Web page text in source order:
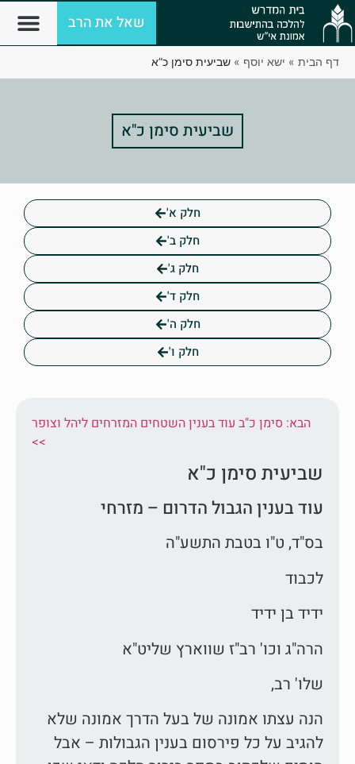
שאל את הרב
דף הבית » ישא יוסף » שביעית סימן כ”א
שביעית סימן כ"א
חלק א'
חלק ב'
חלק ג'
חלק ד'
חלק ה'
חלק ו'
הבא: סימן כ"ב עוד בענין השטחים המזרחים ליהל וצופר
<<
שביעית סימן כ"א
עוד בענין הגבול הדרום – מזרחי
בס"ד, ט"ו בטבת התשע"ה
לכבוד
ידיד בן ידיד
הרה"ג וכו' רב"ז שווארץ שליט"א
שלו' רב,
הנה עצתו אמונה של בעל הדרך אמונה שלא
להגיב על כל פירסום בענין הגבולות – אבל